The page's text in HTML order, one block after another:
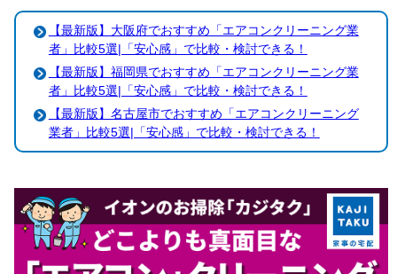
【最新版】大阪府でおすすめ「エアコンクリーニング業
者」比較5選|「安心感」で比較・検討できる！
【最新版】福岡県でおすすめ「エアコンクリーニング業
者」比較5選|「安心感」で比較・検討できる！
【最新版】名古屋市でおすすめ「エアコンクリーニング
業者」比較5選|「安心感」で比較・検討できる！